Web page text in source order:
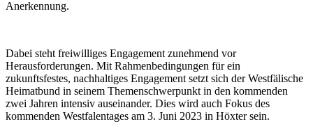
Anerkennung.
Dabei steht freiwilliges Engagement zunehmend vor
Herausforderungen. Mit Rahmenbedingungen für ein
zukunftsfestes, nachhaltiges Engagement setzt sich der Westfälische
Heimatbund in seinem Themenschwerpunkt in den kommenden
zwei Jahren intensiv auseinander. Dies wird auch Fokus des
kommenden Westfalentages am 3. Juni 2023 in Höxter sein.